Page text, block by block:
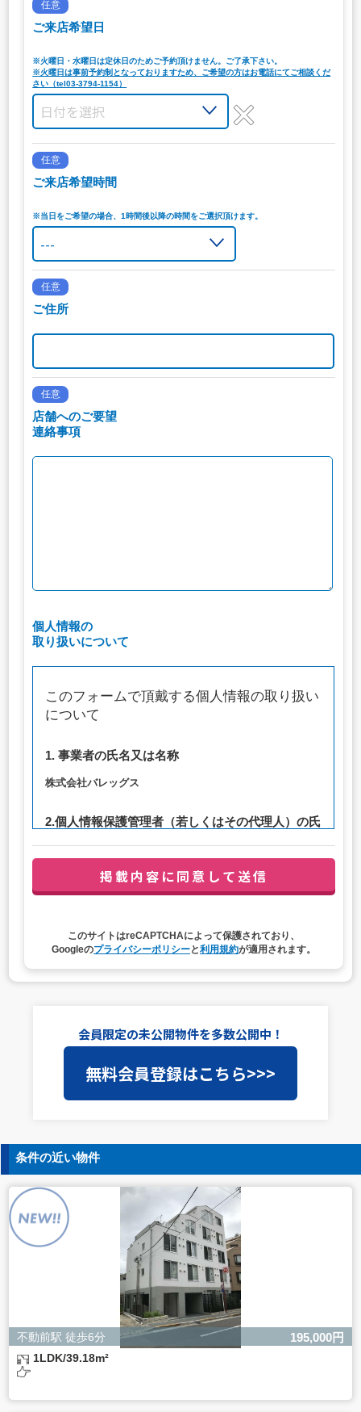
任意
ご来店希望日
※火曜日・水曜日は定休日のためご予約頂けません。ご了承下さい。
※火曜日は事前予約制となっておりますため、ご希望の方はお電話にてご相談くだ
さい（tel03-3794-1154）
任意
ご来店希望時間
※当日をご希望の場合、1時間後以降の時間をご選択頂けます。
任意
ご住所
任意
店舗へのご要望
連絡事項
個人情報の
取り扱いについて
このフォームで頂戴する個人情報の取り扱い
について
1. 事業者の氏名又は名称
株式会社バレッグス
2.個人情報保護管理者（若しくはその代理人）の氏
連絡先：privacy@balleggs.co.jp
（1）お問い合わせ対応（本人への連絡を含む）のため
4. 個人情報取扱いの委託
当社は事業運営上、前項利用目的の範囲に限って個人情報
を外部に委託することがあります。この場合、個人情報保
護水準の高い委託先を選定し、個人情報の適正管理・機密
保持についての契約を交わし、適切な管理を実施させま
5. 個人情報の開示等の請求
ご本人様は、当社に対してご自身の個人情報の開示等（利
用目的の通知、開示、内容の訂正・追加・削除、利用の停
止または消去、第三者への提供の停止）に関して、下記の
当社問合わせ窓口に申し出ることができます。その際、当
社はお客様ご本人を確認させていただいたうえで、合理的
な間内に対応いたします。
【お問合せ窓口】
株式会社バレッグス 個人情報問合せ窓口
住所 東京都目黒区鷹番2-5-21
電話 03-3794-1115
お問合せメールアドレス privacy@balleggs.co.jp
受付時間：平日10：30～17：00 ※弊社公休日を除く
このサイトはreCAPTCHAによって保護されており、
Googleのプライバシーポリシーと利用規約が適用されます。
会員限定の未公開物件を多数公開中！
無料会員登録はこちら>>>
条件の近い物件
不動前駅 徒歩6分 195,000円
1LDK/39.18m²